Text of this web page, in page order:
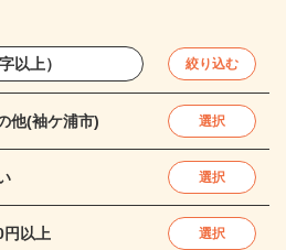
絞り込む
他(袖ケ浦市) 選択
選択
円以上 選択